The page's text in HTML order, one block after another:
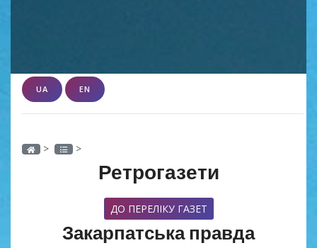
UA EN
> >
Ретрогазети
ДО ПЕРЕЛІКУ ГАЗЕТ
Закарпатська правда